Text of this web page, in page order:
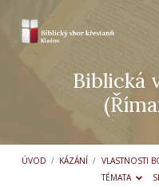
Biblická
ÚVOD / KÁZÁNÍ / VLASTNOSTI
TÉMATA